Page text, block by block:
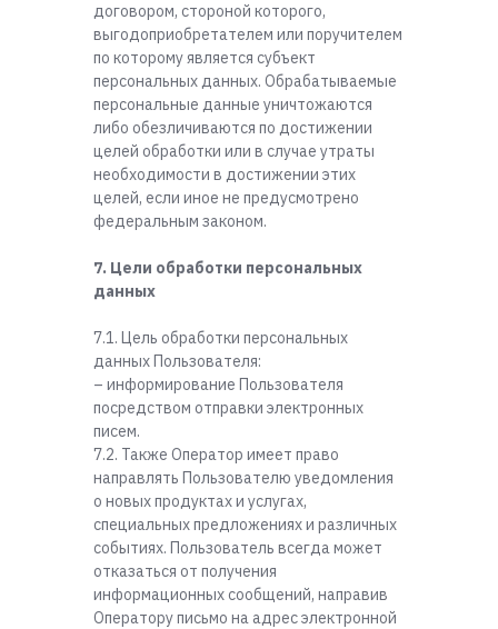
договором, стороной которого,
выгодоприобретателем или поручителем
по которому является субъект
персональных данных. Обрабатываемые
персональные данные уничтожаются
либо обезличиваются по достижении
целей обработки или в случае утраты
необходимости в достижении этих
целей, если иное не предусмотрено
федеральным законом.
7. Цели обработки персональных
данных
7.1. Цель обработки персональных
данных Пользователя:
– информирование Пользователя
посредством отправки электронных
писем.
7.2. Также Оператор имеет право
направлять Пользователю уведомления
о новых продуктах и услугах,
специальных предложениях и различных
событиях. Пользователь всегда может
отказаться от получения
информационных сообщений, направив
Оператору письмо на адрес электронной